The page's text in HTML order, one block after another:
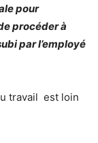
pour
procéder à
par l’employé
travail est loin